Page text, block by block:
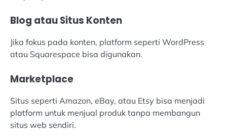
Blog atau Situs Konten
Jika fokus pada konten, platform seperti WordPress
atau Squarespace bisa digunakan.
Marketplace
Situs seperti Amazon, eBay, atau Etsy bisa menjadi
platform untuk menjual produk tanpa membangun
situs web sendiri.